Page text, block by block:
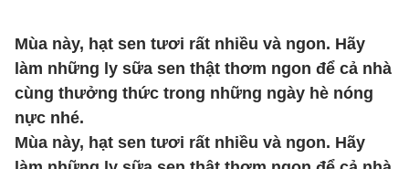
Mùa này, hạt sen tươi rất nhiều và ngon. Hãy
làm những ly sữa sen thật thơm ngon để cả nhà
cùng thưởng thức trong những ngày hè nóng
nực nhé.
Mùa này, hạt sen tươi rất nhiều và ngon. Hãy